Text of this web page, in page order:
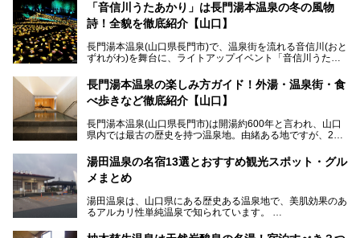
「音信川うたあかり」は長門湯本温泉の冬の風物
詩！全貌を徹底紹介【山口】
長門湯本温泉(山口県長門市)で、温泉街を流れる音信川(おと
ずれがわ)を舞台に、ライトアップイベント「音信川うたあ
～3月3日(日)。詩のナレーションや音楽に合わせた幻想的な
光の演出や、地元児童生徒が製作した作品などを設置。温泉
街を一段と輝かせてくれます。
今回は筆者自ら「音信川うたあかり2024」を体験し、その
全貌を徹底紹介。また同時期に開催されている「湯道展in長
長門湯本温泉の楽しみ方ガイド！外湯・温泉街・食
べ歩きなど徹底紹介【山口】
長門湯本温泉(山口県長門市)は開湯約600年と言われ、山口
県内では最古の歴史を持つ温泉地。由緒ある地ですが、202
生まれ変わりました。
今回は、外湯(日帰り入浴施設)である「恩湯」をはじめ、温
紹介。また、アクセスの注意点も併せてご紹介します！
湯田温泉の名宿13選とおすすめ観光スポット・グル
メまとめ
湯田温泉は、山口県にある歴史ある温泉地で、美肌効果のあ
るアルカリ性単純温泉で知られています。
湯田温泉では、瑠璃光寺五重塔などの観光スポット、「そば